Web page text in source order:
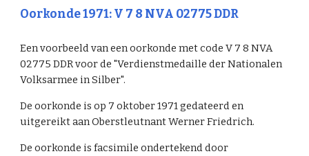
Oorkonde 1971: V 7 8 NVA 02775 DDR
Een voorbeeld van een oorkonde met code V 7 8 NVA
02775 DDR voor de "Verdienstmedaille der Nationalen
Volksarmee in Silber".
De oorkonde is op 7 oktober 1971 gedateerd en
uitgereikt aan Oberstleutnant Werner Friedrich.
De oorkonde is facsimile ondertekend door